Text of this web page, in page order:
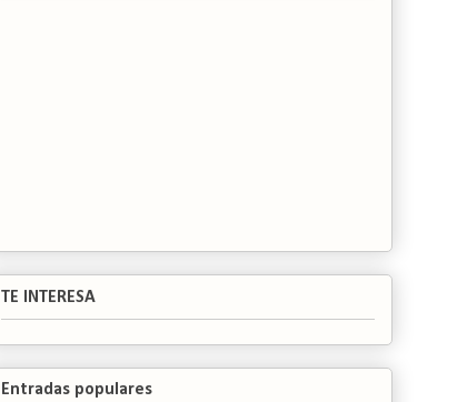
TE INTERESA
Entradas populares